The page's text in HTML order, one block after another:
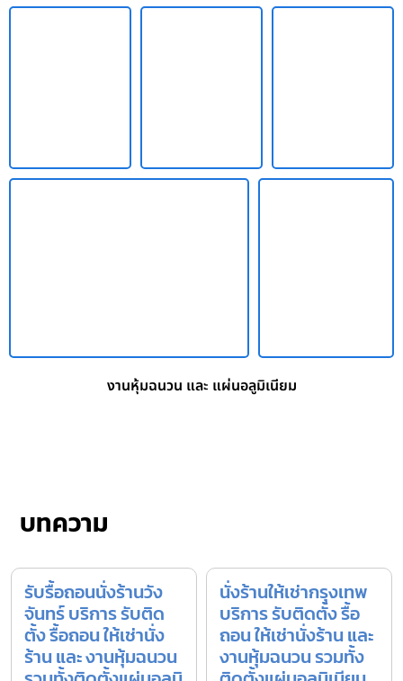
งานหุ้มฉนวน และ แผ่นอลูมิเนียม
บทความ
รับรื้อถอนนั่งร้านวัง
จันทร์ บริการ รับติด
ตั้ง รื้อถอน ให้เช่านั่ง
ร้าน และ งานหุ้มฉนวน
นั่งร้านให้เช่ากรุงเทพ
บริการ รับติดตั้ง รื้อ
ถอน ให้เช่านั่งร้าน และ
งานหุ้มฉนวน รวมทั้ง